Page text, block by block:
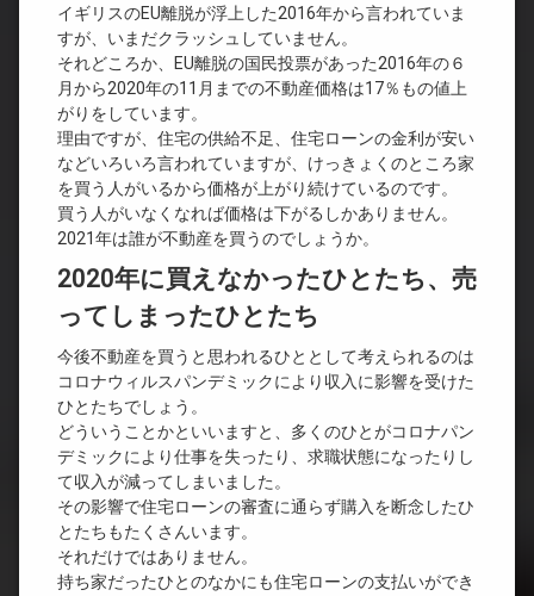
イギリスのEU離脱が浮上した2016年から言われていま
すが、いまだクラッシュしていません。
それどころか、EU離脱の国民投票があった2016年の６
月から2020年の11月までの不動産価格は17％もの値上
がりをしています。
理由ですが、住宅の供給不足、住宅ローンの金利が安い
などいろいろ言われていますが、けっきょくのところ家
を買う人がいるから価格が上がり続けているのです。
買う人がいなくなれば価格は下がるしかありません。
2021年は誰が不動産を買うのでしょうか。
2020年に買えなかったひとたち、売
ってしまったひとたち
今後不動産を買うと思われるひととして考えられるのは
コロナウィルスパンデミックにより収入に影響を受けた
ひとたちでしょう。
どういうことかといいますと、多くのひとがコロナパン
デミックにより仕事を失ったり、求職状態になったりし
て収入が減ってしまいました。
その影響で住宅ローンの審査に通らず購入を断念したひ
とたちもたくさんいます。
それだけではありません。
持ち家だったひとのなかにも住宅ローンの支払いができ